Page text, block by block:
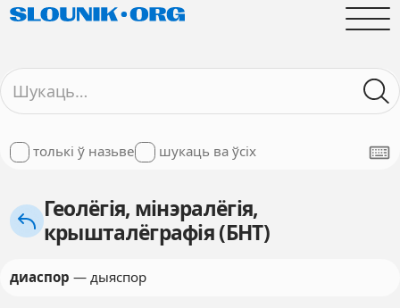
толькі ў назьве шукаць ва ўсіх
Геолёгія, мінэралёгія,
крышталёграфія (БНТ)
диаспор — дыяспор